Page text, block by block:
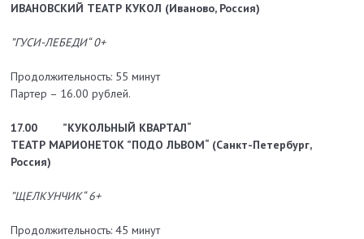
ИВАНОВСКИЙ ТЕАТР КУКОЛ (Иваново, Россия)
”ГУСИ-ЛЕБЕДИ“ 0+
Продолжительность: 55 минут
Партер – 16.00 рублей.
17.00
”КУКОЛЬНЫЙ КВАРТАЛ“
ТЕАТР МАРИОНЕТОК ”ПОДО ЛЬВОМ“ (Санкт-Петербург,
Россия)
”ЩЕЛКУНЧИК“ 6+
Продолжительность: 45 минут